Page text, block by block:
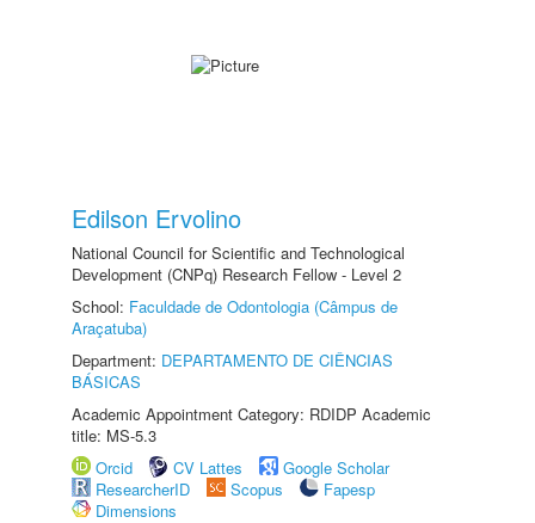
Edilson Ervolino
National Council for Scientific and Technological
Development (CNPq) Research Fellow - Level 2
School: Faculdade de Odontologia (Câmpus de
Araçatuba)
Department: DEPARTAMENTO DE CIÊNCIAS
BÁSICAS
Academic Appointment Category: RDIDP Academic
title: MS-5.3
Orcid
CV Lattes
Google Scholar
ResearcherID
Scopus
Fapesp
Dimensions